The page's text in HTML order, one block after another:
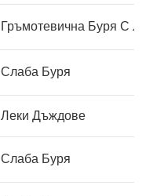
Гръмотевична Буря С
Слаба Буря
Леки Дъждове
Слаба Буря